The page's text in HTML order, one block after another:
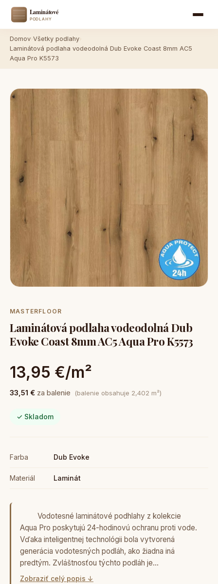
Domov Všetky podlahy
Laminátová podlaha vodeodolná Dub Evoke Coast 8mm AC5
Aqua Pro K5573
MASTERFLOOR
Laminátová podlaha vodeodolná Dub
Evoke Coast 8mm AC5 Aqua Pro K5573
13,95 €/m²
33,51 € za balenie (balenie obsahuje 2,402 m²)
✓ Skladom
Farba Dub Evoke
Materiál Laminát
Vodotesné laminátové podhlahy z kolekcie
Aqua Pro poskytujú 24-hodinovú ochranu proti vode.
Vďaka inteligentnej technológii bola vytvorená
generácia vodotesných podláh, ako žiadna iná
predtým. Zvláštnosťou týchto podláh je…
Zobraziť celý popis ↓